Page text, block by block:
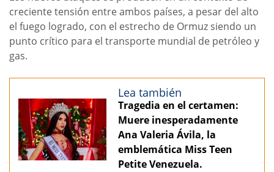
creciente tensión entre ambos países, a pesar del alto
el fuego logrado, con el estrecho de Ormuz siendo un
punto crítico para el transporte mundial de petróleo y
gas.
Lea también
Tragedia en el certamen:
Muere inesperadamente
Ana Valeria Ávila, la
emblemática Miss Teen
Petite Venezuela.